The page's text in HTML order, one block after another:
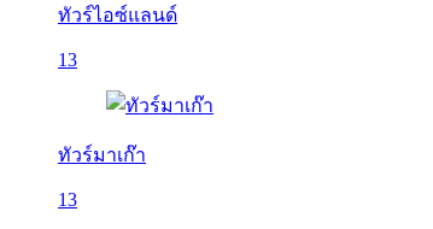
ทัวร์ไอซ์แลนด์
13
ทัวร์มาเก๊า
13